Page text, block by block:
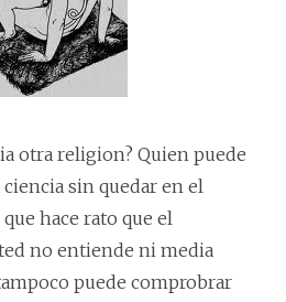
otra religion? Quien puede
sin quedar en el
hace rato que el
no entiende ni media
puede comprobrar